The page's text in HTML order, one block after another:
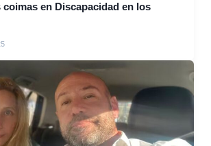
coimas en Discapacidad en los